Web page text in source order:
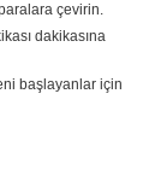
çevirin.
dakikasına
başlayanlar için